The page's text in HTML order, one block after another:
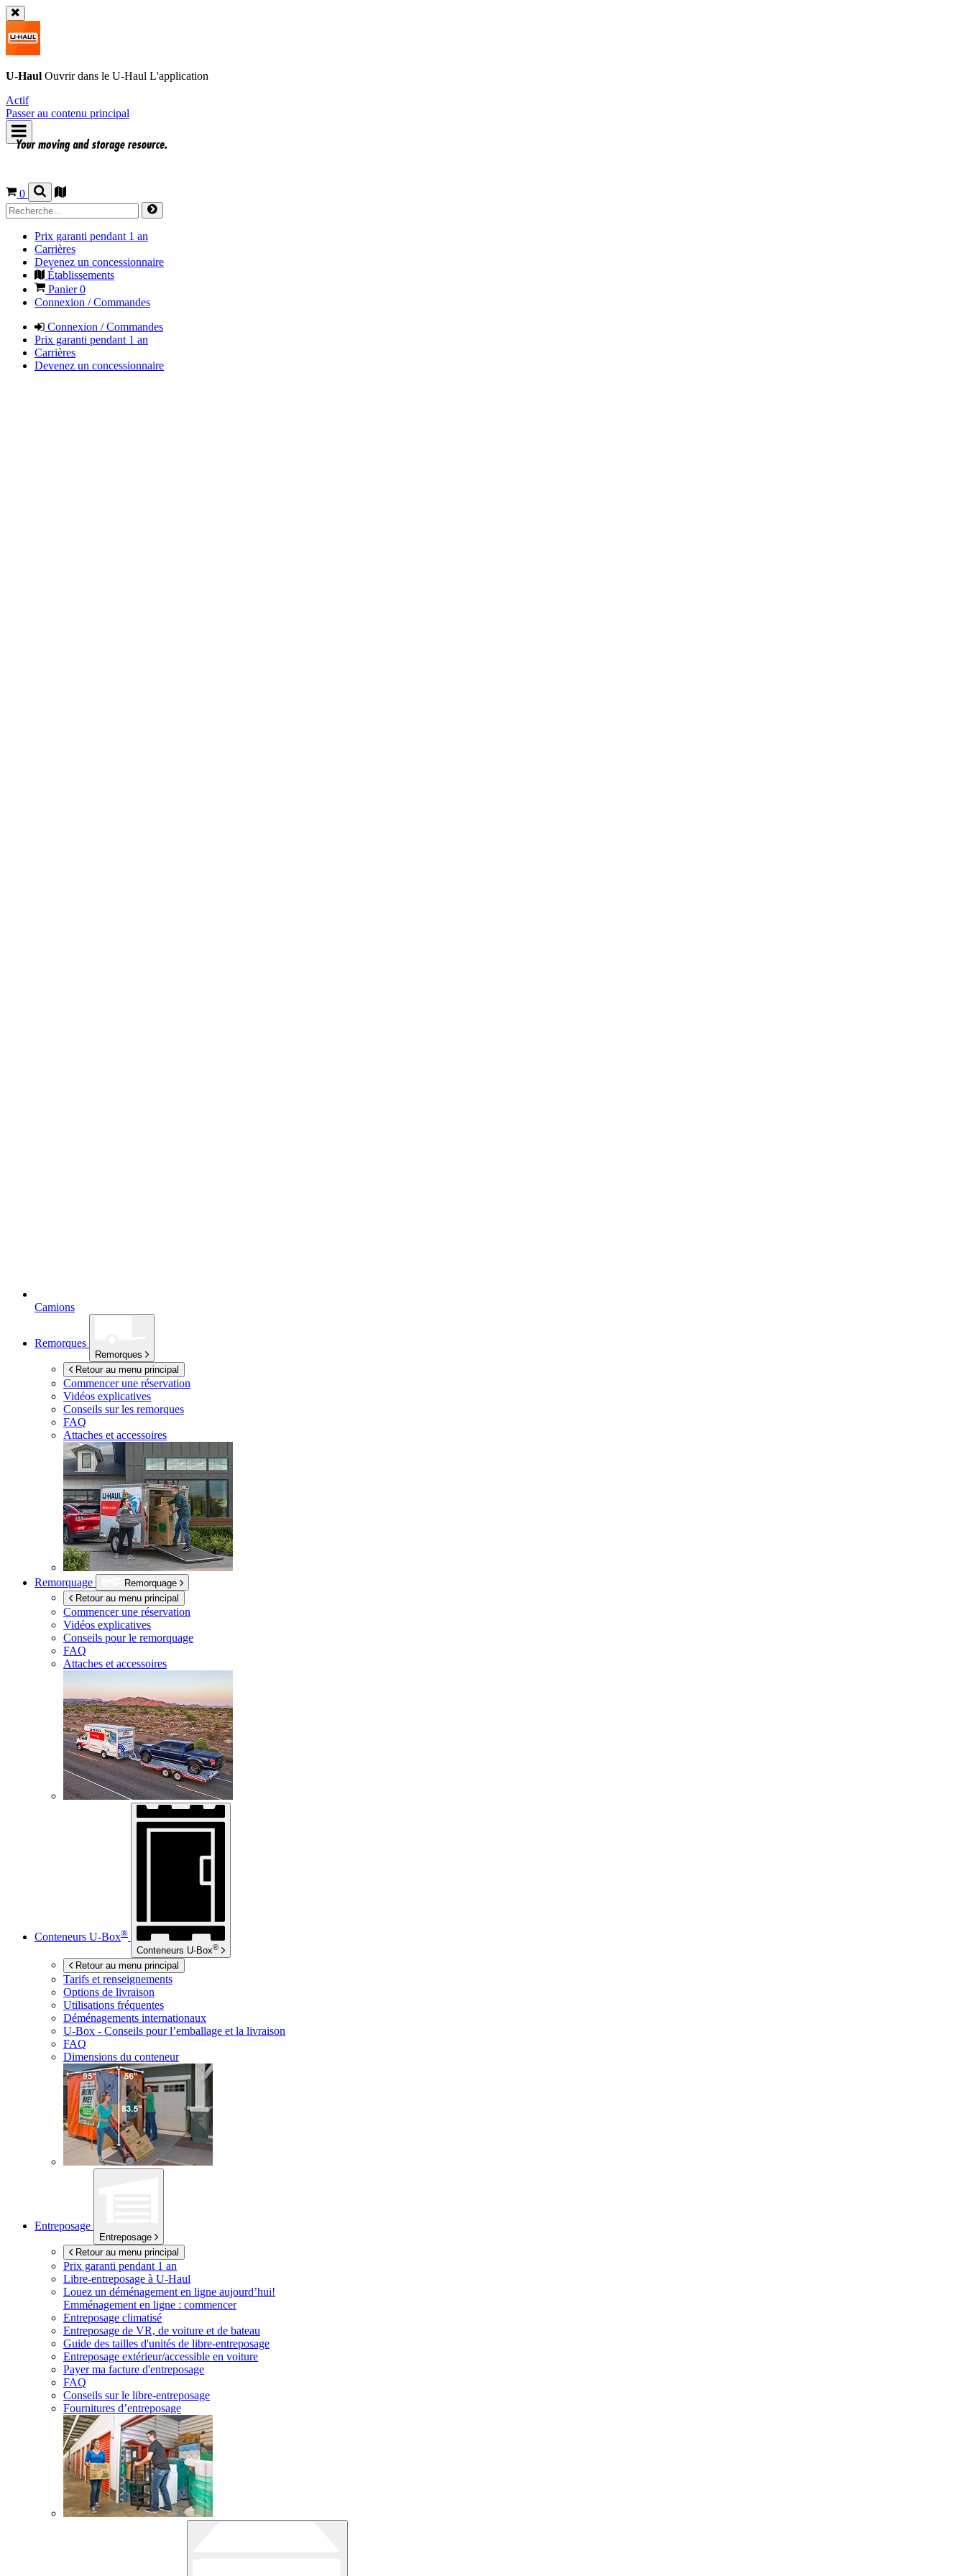
U-Haul Ouvrir dans le U-Haul L'application
Actif
Passer au contenu principal
0
Prix garanti pendant 1 an
Carrières
Devenez un concessionnaire
Établissements
Panier0
Connexion / Commandes
Connexion / Commandes
Prix garanti pendant 1 an
Carrières
Devenez un concessionnaire
Camions
Remorques
Remorques
Retour au menu principal
Commencer une réservation
Vidéos explicatives
Conseils sur les remorques
FAQ
Attaches et accessoires
Remorquage
Remorquage
Retour au menu principal
Commencer une réservation
Vidéos explicatives
Conseils pour le remorquage
FAQ
Attaches et accessoires
Conteneurs U-Box®
Conteneurs U-Box®
Retour au menu principal
Tarifs et renseignements
Options de livraison
Utilisations fréquentes
Déménagements internationaux
U-Box - Conseils pour l’emballage et la livraison
FAQ
Dimensions du conteneur
Entreposage
Entreposage
Retour au menu principal
Prix garanti pendant 1 an
Libre-entreposage à U-Haul
Louez un déménagement en ligne aujourd’hui!
Emménagement en ligne : commencer
Entreposage climatisé
Entreposage de VR, de voiture et de bateau
Guide des tailles d'unités de libre-entreposage
Entreposage extérieur/accessible en voiture
Payer ma facture d'entreposage
FAQ
Conseils sur le libre-entreposage
Fournitures d’entreposage